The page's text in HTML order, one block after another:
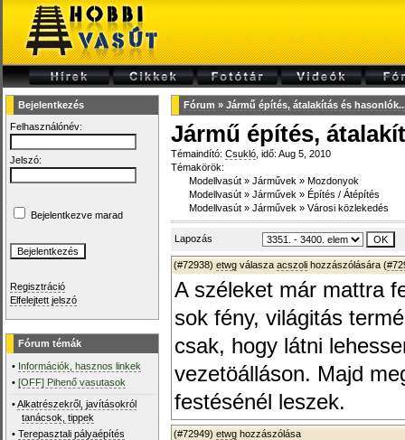
Bejelentkezés
Felhasználónév:
Jelszó:
Bejelentkezve marad
Regisztráció
Elfelejtett jelszó
Fórum témák
• Információk, hasznos linkek
•[OFF] Pihenő vasutasok
•Alkatrészekről, javításokról
tanácsok, tippek
•Terepasztali pályaépítés
Fórum » Jármű építés, átalakítás és
Jármű építés,
Témaindító: Csukló , idő: Aug 5, 2010
Témakörök:
Modellvasút » Járművek » Mozdonyok
Modellvasút » Járművek » Építés / Átépítés
Modellvasút » Járművek » Városi közlekedés
Lapozás
(#72938) etwg válasza acszoli hozzászólására (
A széleket már mattra
sok fény, világitás
csak, hogy látni
vezetöálláson. Majd
festésénél leszek.
(#72949) etwg hozzászólása